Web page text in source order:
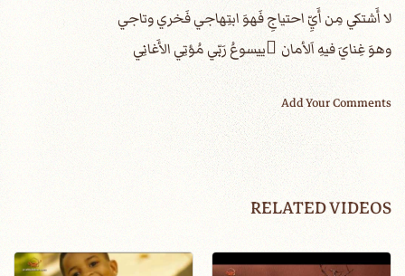
لا أَشتكي مِن أَيِّ احتياجِ فَهوَ ابتِهاجي فَخري وتاجي
وهوَ غِنايَ فيهِ اَلأمان ِييسوعُ رَبّي مُؤتِي الأَغانِي
Add Your Comments
RELATED VIDEOS